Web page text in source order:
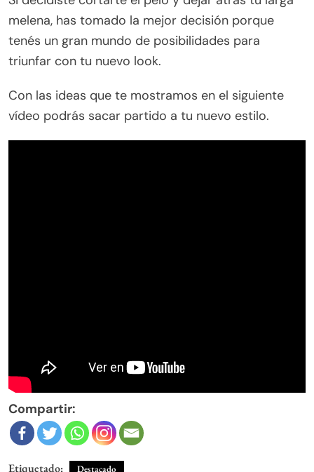
melena, has tomado la mejor decisión porque
tenés un gran mundo de posibilidades para
triunfar con tu nuevo look.
Con las ideas que te mostramos en el siguiente
vídeo podrás sacar partido a tu nuevo estilo.
Compartir:
Etiquetado: Destacado